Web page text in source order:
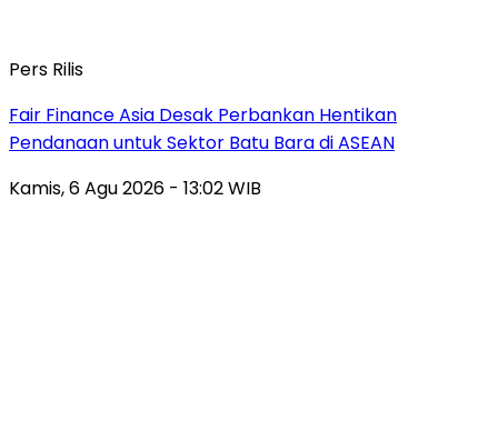
Pers Rilis
Fair Finance Asia Desak Perbankan Hentikan
Pendanaan untuk Sektor Batu Bara di ASEAN
Kamis, 6 Agu 2026 - 13:02 WIB